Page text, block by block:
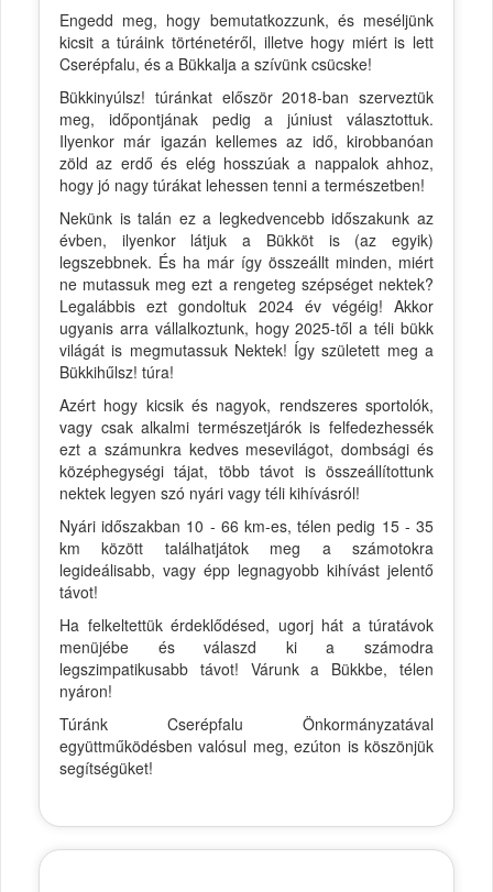
Engedd meg, hogy bemutatkozzunk, és meséljünk
kicsit a túráink történetéről, illetve hogy miért is lett
Cserépfalu, és a Bükkalja a szívünk csücske!
Bükkinyúlsz! túránkat először 2018-ban szerveztük
meg, időpontjának pedig a júniust választottuk.
Ilyenkor már igazán kellemes az idő, kirobbanóan
zöld az erdő és elég hosszúak a nappalok ahhoz,
hogy jó nagy túrákat lehessen tenni a természetben!
Nekünk is talán ez a legkedvencebb időszakunk az
évben, ilyenkor látjuk a Bükköt is (az egyik)
legszebbnek. És ha már így összeállt minden, miért
ne mutassuk meg ezt a rengeteg szépséget nektek?
Legalábbis ezt gondoltuk 2024 év végéig! Akkor
ugyanis arra vállalkoztunk, hogy 2025-től a téli bükk
világát is megmutassuk Nektek! Így született meg a
Bükkihűlsz! túra!
Azért hogy kicsik és nagyok, rendszeres sportolók,
vagy csak alkalmi természetjárók is felfedezhessék
ezt a számunkra kedves mesevilágot, dombsági és
középhegységi tájat, több távot is összeállítottunk
nektek legyen szó nyári vagy téli kihívásról!
Nyári időszakban 10 - 66 km-es, télen pedig 15 - 35
km között találhatjátok meg a számotokra
legideálisabb, vagy épp legnagyobb kihívást jelentő
távot!
Ha felkeltettük érdeklődésed, ugorj hát a túratávok
menüjébe és válaszd ki a számodra
legszimpatikusabb távot! Várunk a Bükkbe, télen
nyáron!
Túránk Cserépfalu Önkormányzatával
együttműködésben valósul meg, ezúton is köszönjük
segítségüket!